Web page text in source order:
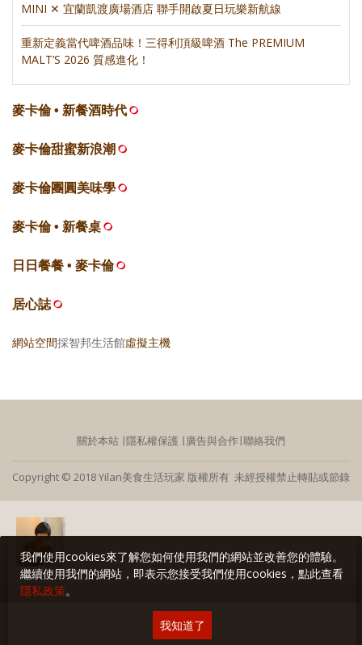
MINI ✕ 宜蘭凱渡廣場酒店 聯手開啟夏日玩樂新航線
重新定義當代啤酒品味！三得利頂級啤酒 The PREMIUM
MALT’S 2026 質感進化！
麥卡倫 • 新餐酒時代
麥卡倫甜蜜新浪潮
麥卡倫團圓美味學
麥卡倫 • 新餐桌
日日餐餐 • 麥卡倫
居心誌
網站空間採智邦生活館虛擬主機
關於本站 ∣隱私權保護 ∣廣告與合作∣聯絡我們
Copyright © 2018 Yilan美食生活玩家 版權所有 未經授權禁止轉貼或節錄
我們使用cookies來了解您如何使用我們的網站並改善您的體驗。
繼續使用我們的網站，即表示您接受我們使用cookies，點此查看
隱私政策。
我知道了